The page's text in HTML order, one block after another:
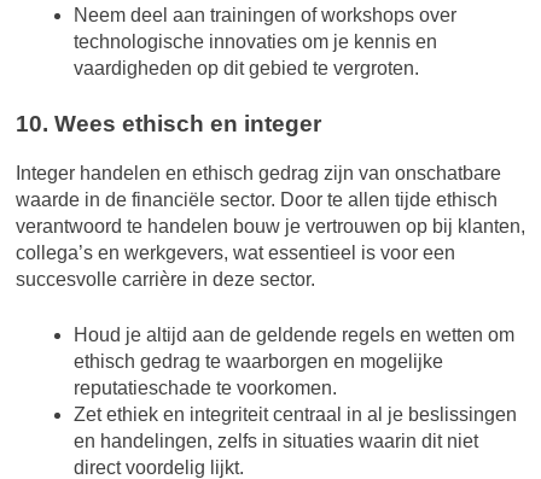
Neem deel aan trainingen of workshops over
technologische innovaties om je kennis en
vaardigheden op dit gebied te vergroten.
10. Wees ethisch en integer
Integer handelen en ethisch gedrag zijn van onschatbare
waarde in de financiële sector. Door te allen tijde ethisch
verantwoord te handelen bouw je vertrouwen op bij klanten,
collega’s en werkgevers, wat essentieel is voor een
succesvolle carrière in deze sector.
Houd je altijd aan de geldende regels en wetten om
ethisch gedrag te waarborgen en mogelijke
reputatieschade te voorkomen.
Zet ethiek en integriteit centraal in al je beslissingen
en handelingen, zelfs in situaties waarin dit niet
direct voordelig lijkt.